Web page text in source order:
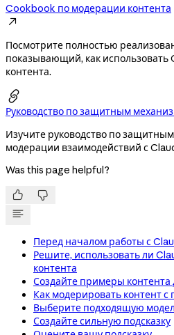
Cookbook по модерации контента

Посмотрите полностью
показывающий, как использовать
контента.

Руководство по защитным
Изучите руководство по
модерации взаимодействий с
Was this page helpful?
 
Перед началом работы с
Решите, использовать ли
контента
Создайте примеры
Как модерировать контент
Выберите подходящую
Создайте сильную подсказку